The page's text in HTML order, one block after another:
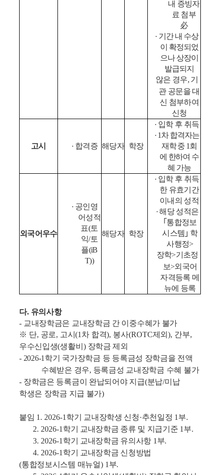
내 증빙자
료 첨부
必
∙ 기간 내 수상
이 확정되었
으나 상장이
발급되지
않은 경우, 기
관 공문을 대
신 첨부하여
신청
고시 ∙ 합격증 해당자 학장
∙ 입학 후 취득
∙ 1차 합격자는
재학 중 1회
에 한하여 수
혜 가능
외국어우수
∙ 공인영
어성적
표(토
익/토
플(iB
T))
해당자 학장
∙ 입학 후 취득
한 유효기간
이내의 성적
∙해당 성적은
｢ 통합정보
시스템 ｣ 학
사행정>
장학>기초정
보>외국어
자격등록 메
뉴에 등록
다. 유의사항
- 교내장학금은 교내장학금 간 이중수혜가 불가
※ 단, 공로, 고시(1 차 합격), 봉사(ROTC제외), 간부,
우수신입생(생활비 ) 장학금 제외
- 2026-1 학기 국가장학금 등 등록금성 장학금을 전액
수혜받은 경우, 등록금성 교내장학금 수혜 불가
- 장학금은 등록금이 완납되어야 지급(분납/미납
학생은 장학금 지급 불가)
붙임 1. 2026-1 학기 교내장학생 신청·추천일정 1 부.
2. 2026-1 학기 교내장학금 종류 및 지급기준 1 부.
3. 2026-1 학기 교내장학금 유의사항 1 부.
4. 2026-1 학기 교내장학금 신청방법
(통합정보시스템 매뉴얼) 1 부.